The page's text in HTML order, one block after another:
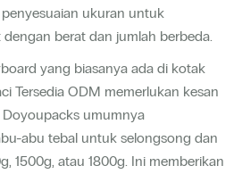
ukuran untuk
berat dan jumlah berbeda.
yang biasanya ada di kotak
Tersedia ODM memerlukan kesan
umumnya
abu tebal untuk selongsong dan
1500g, atau 1800g. Ini memberikan